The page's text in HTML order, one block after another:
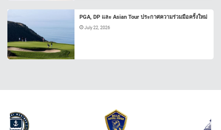
PGA, DP และ Asian Tour ประกาศความร่วมมือครั้งใหม่
July 22, 2026